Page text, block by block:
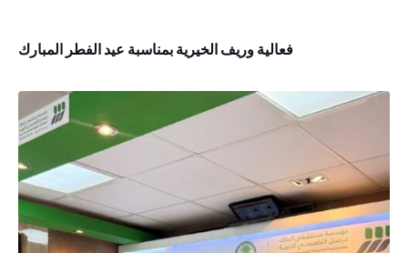
فعالية وريف الخيرية بمناسبة عيد الفطر المبارك